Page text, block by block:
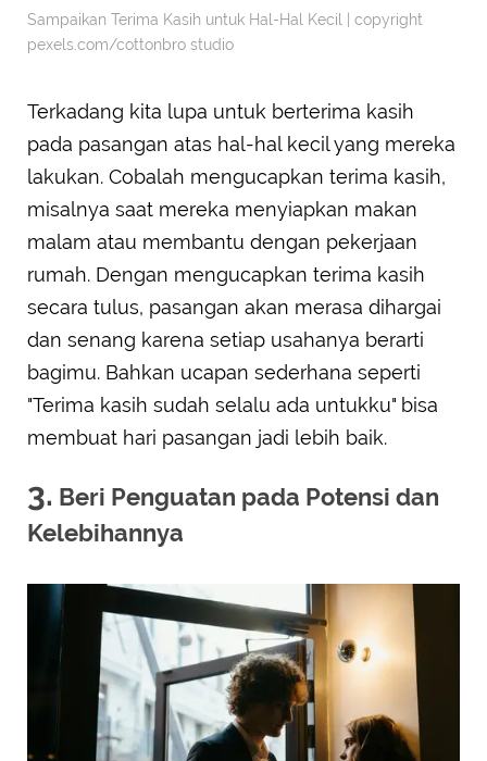
Sampaikan Terima Kasih untuk Hal-Hal Kecil | copyright
pexels.com/cottonbro studio
Terkadang kita lupa untuk berterima kasih
pada pasangan atas hal-hal kecil yang mereka
lakukan. Cobalah mengucapkan terima kasih,
misalnya saat mereka menyiapkan makan
malam atau membantu dengan pekerjaan
rumah. Dengan mengucapkan terima kasih
secara tulus, pasangan akan merasa dihargai
dan senang karena setiap usahanya berarti
bagimu. Bahkan ucapan sederhana seperti
"Terima kasih sudah selalu ada untukku" bisa
membuat hari pasangan jadi lebih baik.
3. Beri Penguatan pada Potensi dan
Kelebihannya